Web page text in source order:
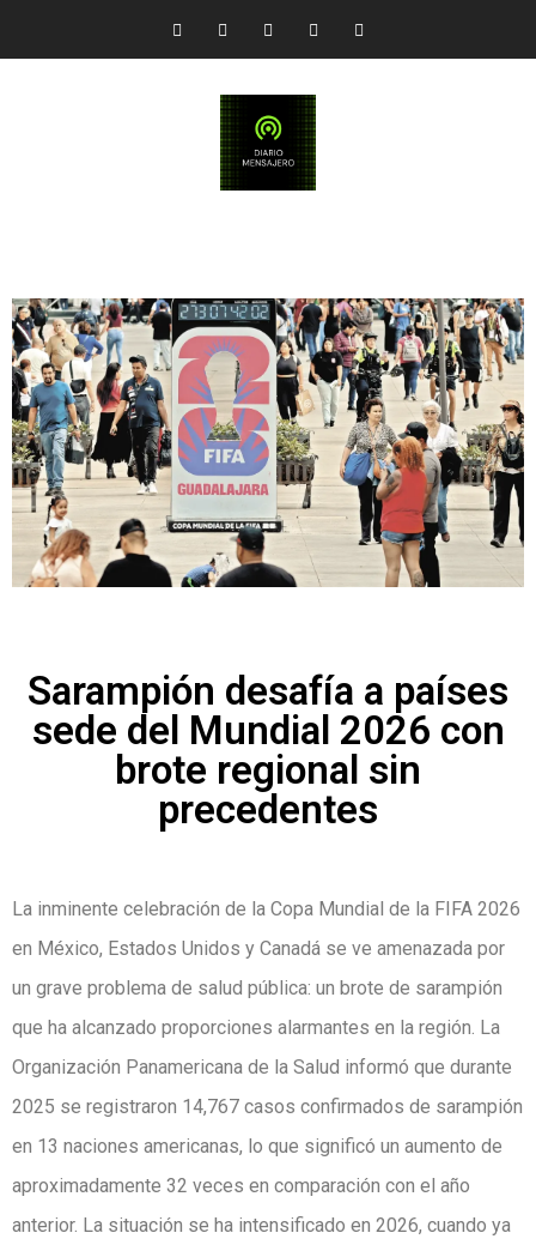
Sarampión desafía a países
sede del Mundial 2026 con
brote regional sin
precedentes
La inminente celebración de la Copa Mundial de la FIFA 2026
en México, Estados Unidos y Canadá se ve amenazada por
un grave problema de salud pública: un brote de sarampión
que ha alcanzado proporciones alarmantes en la región. La
Organización Panamericana de la Salud informó que durante
2025 se registraron 14,767 casos confirmados de sarampión
en 13 naciones americanas, lo que significó un aumento de
aproximadamente 32 veces en comparación con el año
anterior. La situación se ha intensificado en 2026, cuando ya